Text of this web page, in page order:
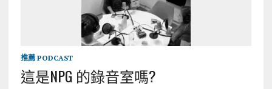
推薦 PODCAST
這是NPG 的錄音室嗎?